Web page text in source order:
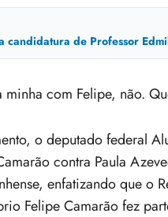
candidatura de Professor
com Felipe, não.
o deputado federal
contra Paula
enfatizando que o
Felipe Camarão fez